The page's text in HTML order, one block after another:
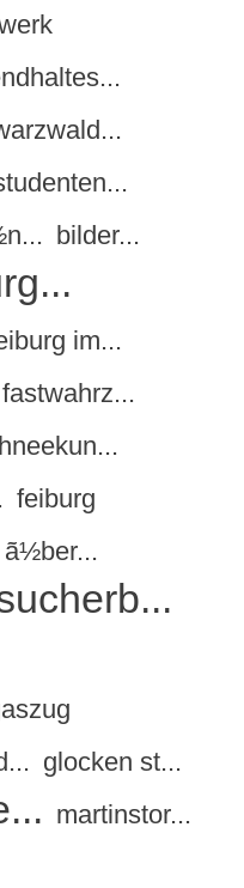
bilder...
im...
fastwahrz...
feiburg
glocken st...
martinstor...